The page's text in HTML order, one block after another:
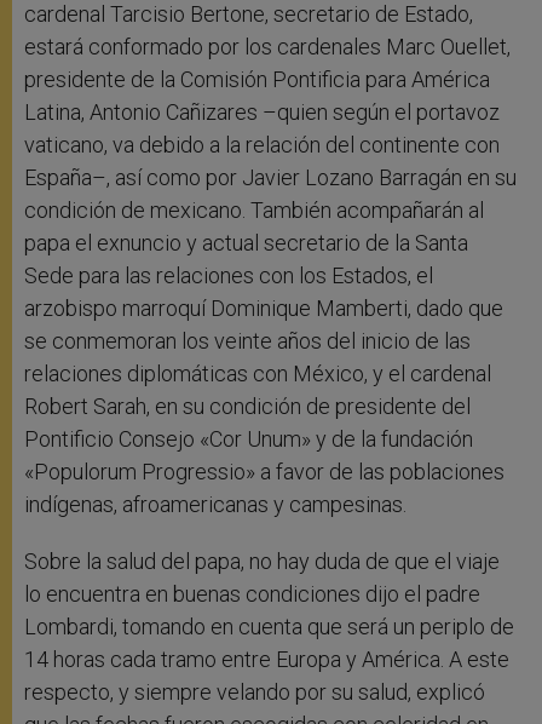
cardenal Tarcisio Bertone, secretario de Estado,
estará conformado por los cardenales Marc Ouellet,
presidente de la Comisión Pontificia para América
Latina, Antonio Cañizares –quien según el portavoz
vaticano, va debido a la relación del continente con
España–, así como por Javier Lozano Barragán en su
condición de mexicano. También acompañarán al
papa el exnuncio y actual secretario de la Santa
Sede para las relaciones con los Estados, el
arzobispo marroquí Dominique Mamberti, dado que
se conmemoran los veinte años del inicio de las
relaciones diplomáticas con México, y el cardenal
Robert Sarah, en su condición de presidente del
Pontificio Consejo «Cor Unum» y de la fundación
«Populorum Progressio» a favor de las poblaciones
indígenas, afroamericanas y campesinas.
Sobre la salud del papa, no hay duda de que el viaje
lo encuentra en buenas condiciones dijo el padre
Lombardi, tomando en cuenta que será un periplo de
14 horas cada tramo entre Europa y América. A este
respecto, y siempre velando por su salud, explicó